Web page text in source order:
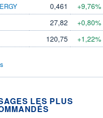
0,461 +9,76%
27,82 +0,80%
120,75 +1,22%
LES PLUS